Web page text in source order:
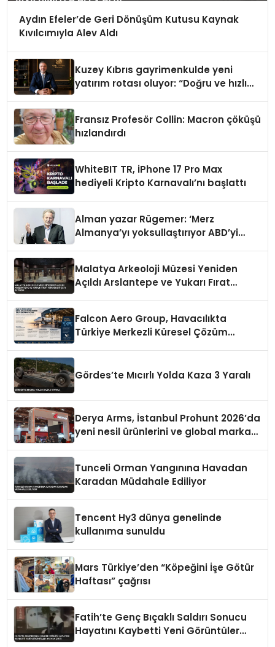
Aydın Efeler’de Geri Dönüşüm Kutusu Kaynak
Kıvılcımıyla Alev Aldı
Kuzey Kıbrıs gayrimenkulde yeni
yatırım rotası oluyor: “Doğru ve hızlı
Fransız Profesör Collin: Macron çöküşü
hızlandırdı
WhiteBIT TR, iPhone 17 Pro Max
hediyeli Kripto Karnavalı’nı başlattı
Alman yazar Rügemer: ‘Merz
Almanya’yı yoksullaştırıyor ABD’yi
Malatya Arkeoloji Müzesi Yeniden
Açıldı Arslantepe ve Yukarı Fırat
Falcon Aero Group, Havacılıkta
Türkiye Merkezli Küresel Çözüm
Gördes’te Mıcırlı Yolda Kaza 3 Yaralı
Derya Arms, İstanbul Prohunt 2026’da
yeni nesil ürünlerini ve global marka
Tunceli Orman Yangınına Havadan
Karadan Müdahale Ediliyor
Tencent Hy3 dünya genelinde
kullanıma sunuldu
Mars Türkiye’den “Köpeğini İşe Götür
Haftası” çağrısı
Fatih’te Genç Bıçaklı Saldırı Sonucu
Hayatını Kaybetti Yeni Görüntüler